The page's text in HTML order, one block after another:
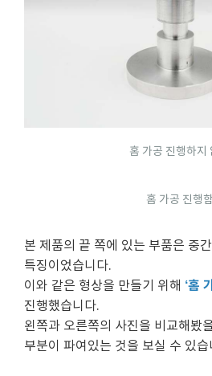
홈 가공 진행하지
홈 가공 진행함
본 제품의 끝 쪽에 있는 부품은 중
특징이었습니다.
이와 같은 형상을 만들기 위해 ‘홈
진행했습니다.
왼쪽과 오른쪽의 사진을 비교해봤
부분이 파여있는 것을 보실 수 있습